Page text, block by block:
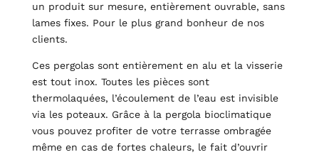
un produit sur mesure, entièrement ouvrable, sans
lames fixes. Pour le plus grand bonheur de nos
clients.
Ces pergolas sont entièrement en alu et la visserie
est tout inox. Toutes les pièces sont
thermolaquées, l’écoulement de l’eau est invisible
via les poteaux. Grâce à la pergola bioclimatique
vous pouvez profiter de votre terrasse ombragée
même en cas de fortes chaleurs, le fait d’ouvrir